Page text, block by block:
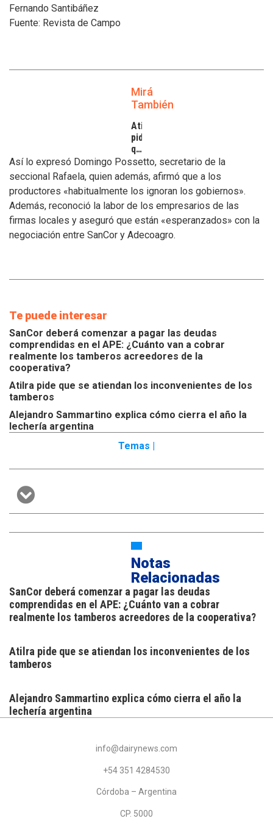
Fernando Santibáñez
Fuente: Revista de Campo
Mirá
También
Atilra
pide
que
se
atiendan
inconvenientes
de
los
tamberos
Así lo expresó Domingo Possetto, secretario de la
seccional Rafaela, quien además, afirmó que a los
productores «habitualmente los ignoran los gobiernos».
Además, reconoció la labor de los empresarios de las
firmas locales y aseguró que están «esperanzados» con la
negociación entre SanCor y Adecoagro.
Te puede interesar
SanCor deberá comenzar a pagar las deudas
comprendidas en el APE: ¿Cuánto van a cobrar
realmente los tamberos acreedores de la
cooperativa?
Atilra pide que se atiendan los inconvenientes de los
tamberos
Alejandro Sammartino explica cómo cierra el año la
lechería argentina
Temas |
Notas
Relacionadas
SanCor deberá comenzar a pagar las deudas
comprendidas en el APE: ¿Cuánto van a cobrar
realmente los tamberos acreedores de la cooperativa?
Atilra pide que se atiendan los inconvenientes de los
tamberos
Alejandro Sammartino explica cómo cierra el año la
lechería argentina
info@dairynews.com
+54 351 4284530
Córdoba – Argentina
CP. 5000